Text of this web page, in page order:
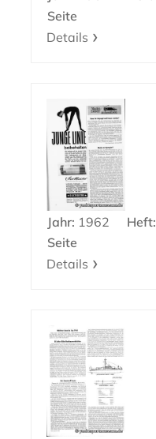
Seite
Details
Jahr: 1962 Heft:
Seite
Details